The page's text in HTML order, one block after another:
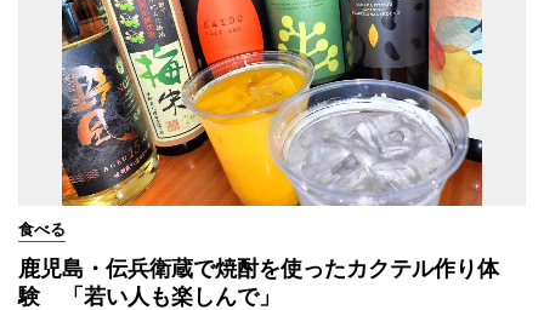
食べる
鹿児島・伝兵衛蔵で焼酎を使ったカクテル作り体
験 「若い人も楽しんで」